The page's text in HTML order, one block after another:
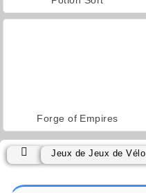
Forge of Empires
Jeux de Jeux de Vélo